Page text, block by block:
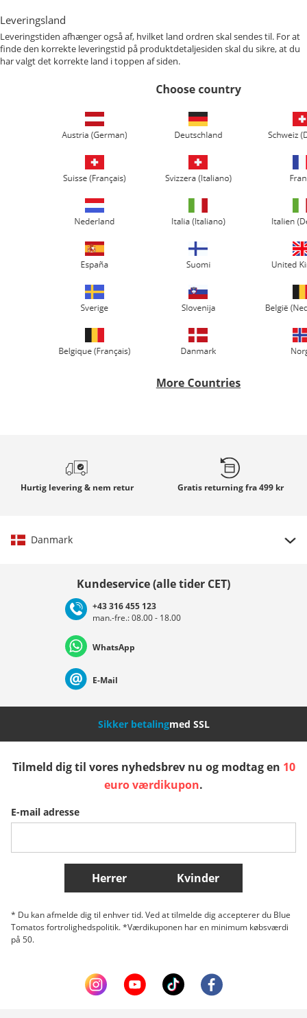
Leveringsland
Leveringstiden afhænger også af, hvilket land ordren skal sendes til. For at
finde den korrekte leveringstid på produktdetaljesiden skal du sikre, at du
har valgt det korrekte land i toppen af siden.
Hurtiglevering & nem retur Gratis returningfra 499 kr
Danmark
Deutschland Österreich
Nederland Italia (Italiano) Italien (Deutsch)
Slovenija
Flere lande
Kundeservice (alle tider CET)
+43 316 455 123
man.-fre.: 08.00 - 18.00
WhatsApp
E-Mail
Sikker betalingmed SSL
Tilmeld dig til vores nyhedsbrev nu og modtag en 10
euro værdikupon.
E-mail adresse
Herrer Kvinder
* Du kan afmelde dig til enhver tid. Ved at tilmelde dig accepterer du Blue
Tomatos fortrolighedspolitik. *Værdikuponen har en minimum købsværdi
på 50.